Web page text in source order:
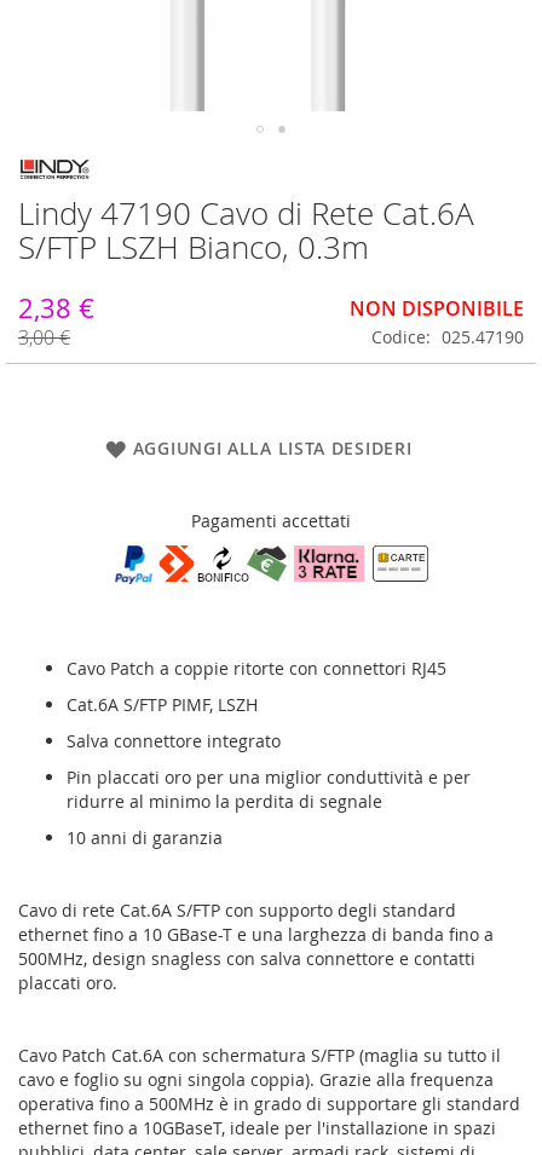
Vai
all'inizio
della
galleria
di
Lindy 47190 Cavo di Rete Cat.6A
S/FTP LSZH Bianco, 0.3m
2,38 €
3,00 €
NON DISPONIBILE
Codice 025.47190
AGGIUNGI ALLA LISTA DESIDERI
Pagamenti accettati
Cavo Patch a coppie ritorte con connettori RJ45
Cat.6A S/FTP PIMF, LSZH
Salva connettore integrato
Pin placcati oro per una miglior conduttività e per
ridurre al minimo la perdita di segnale
10 anni di garanzia
Cavo di rete Cat.6A S/FTP con supporto degli standard
ethernet fino a 10 GBase-T e una larghezza di banda fino a
500MHz, design snagless con salva connettore e contatti
placcati oro.
Cavo Patch Cat.6A con schermatura S/FTP (maglia su tutto il
cavo e foglio su ogni singola coppia). Grazie alla frequenza
operativa fino a 500MHz è in grado di supportare gli standard
ethernet fino a 10GBaseT, ideale per l'installazione in spazi